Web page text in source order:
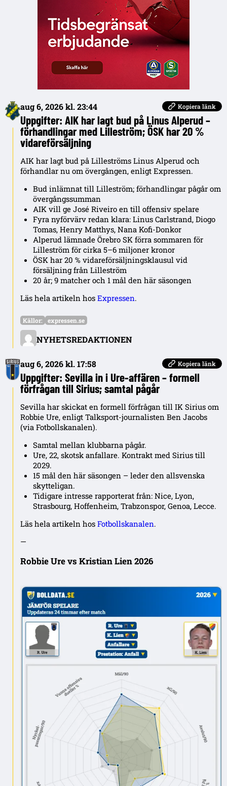
aug 6, 2026 kl. 23:44 Kopiera länk
Uppgifter: AIK har lagt bud på Linus Alperud –
förhandlingar med Lilleström; ÖSK har 20 %
vidareförsäljning
AIK har lagt bud på Lilleströms Linus Alperud och
förhandlar nu om övergången, enligt Expressen.
Bud inlämnat till Lilleström; förhandlingar pågår om
övergångssumman
AIK vill ge José Riveiro en till offensiv spelare
Fyra nyförvärv redan klara: Linus Carlstrand, Diogo
Tomas, Henry Matthys, Nana Kofi-Donkor
Alperud lämnade Örebro SK förra sommaren för
Lilleström för cirka 5–6 miljoner kronor
ÖSK har 20 % vidareförsäljningsklausul vid
försäljning från Lilleström
20 år; 9 matcher och 1 mål den här säsongen
Läs hela artikeln hos Expressen.
NYHETSREDAKTIONEN
Källor: expressen.se
aug 6, 2026 kl. 17:58 Kopiera länk
Uppgifter: Sevilla in i Ure-affären – formell
förfrågan till Sirius; samtal pågår
Sevilla har skickat en formell förfrågan till IK Sirius om
Robbie Ure, enligt Talksport-journalisten Ben Jacobs
(via Fotbollskanalen).
Samtal mellan klubbarna pågår.
Ure, 22, skotsk anfallare. Kontrakt med Sirius till
2029.
15 mål den här säsongen – leder den allsvenska
skytteligan.
Tidigare intresse rapporterat från: Nice, Lyon,
Strasbourg, Hoffenheim, Trabzonspor, Genoa, Lecce.
Läs hela artikeln hos Fotbollskanalen.
—
Robbie Ure vs Kristian Lien 2026